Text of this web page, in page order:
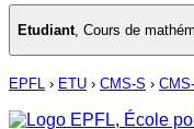
Etudiant, Cours de
EPFL › ETU › CMS-S ›